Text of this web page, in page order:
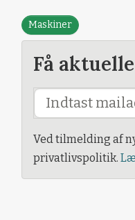
Maskiner
Få
Ved tilmelding af
privatlivspolitik.